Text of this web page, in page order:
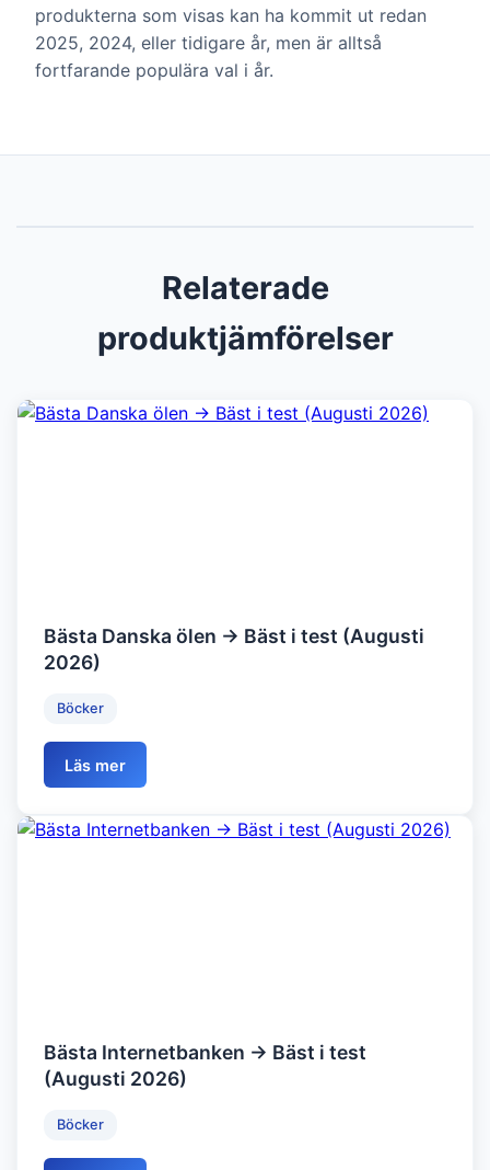
produkterna som visas kan ha kommit ut redan
2025, 2024, eller tidigare år, men är alltså
fortfarande populära val i år.
Relaterade
produktjämförelser
Bästa Danska ölen → Bäst i test (Augusti
2026)
Böcker
Läs mer
Bästa Internetbanken → Bäst i test
(Augusti 2026)
Böcker